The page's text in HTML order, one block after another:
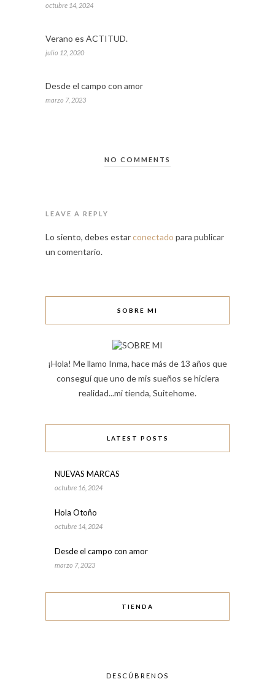
octubre 14, 2024
Verano es ACTITUD.
julio 12, 2020
Desde el campo con amor
marzo 7, 2023
NO COMMENTS
LEAVE A REPLY
Lo siento, debes estarconectado para publicar
un comentario.
SOBRE MI
¡Hola! Me llamo Inma, hace más de 13 años que
conseguí que uno de mis sueños se hiciera
realidad...mi tienda, Suitehome.
LATEST POSTS
NUEVAS MARCAS
octubre 16, 2024
Hola Otoño
octubre 14, 2024
Desde el campo con amor
marzo 7, 2023
TIENDA
DESCÚBRENOS